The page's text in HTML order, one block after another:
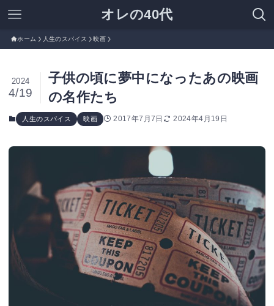
オレの40代
ホーム 人生のスパイス 映画
子供の頃に夢中になったあの映画
の名作たち
2024
4/19
人生のスパイス 映画 2017年7月7日 2024年4月19日